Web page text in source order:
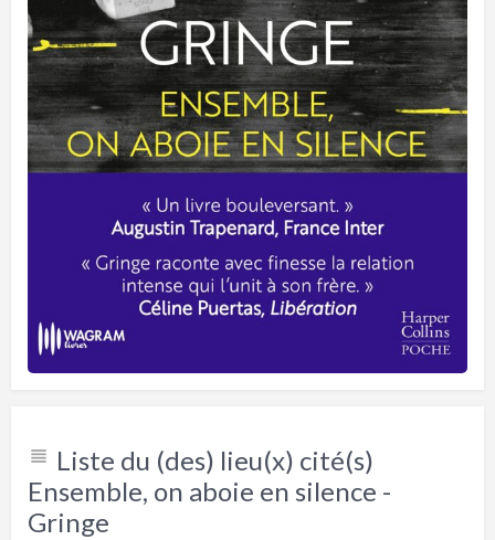
Liste du (des) lieu(x) cité(s)
Ensemble, on aboie en silence -
Gringe